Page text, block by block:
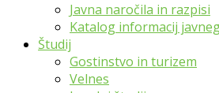
Javna naročila in razpisi
Katalog informacij
Študij
Gostinstvo in turizem
Velnes